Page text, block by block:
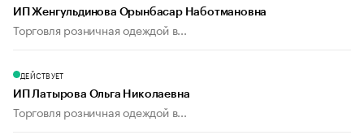
ИП Женгульдинова Орынбасар Наботмановна
Торговля розничная одеждой в...
ДЕЙСТВУЕТ
ИП Латырова Ольга Николаевна
Торговля розничная одеждой в...